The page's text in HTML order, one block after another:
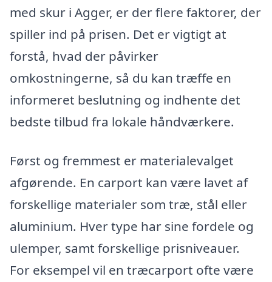
med skur i Agger, er der flere faktorer, der
spiller ind på prisen. Det er vigtigt at
forstå, hvad der påvirker
omkostningerne, så du kan træffe en
informeret beslutning og indhente det
bedste tilbud fra lokale håndværkere.
Først og fremmest er materialevalget
afgørende. En carport kan være lavet af
forskellige materialer som træ, stål eller
aluminium. Hver type har sine fordele og
ulemper, samt forskellige prisniveauer.
For eksempel vil en træcarport ofte være